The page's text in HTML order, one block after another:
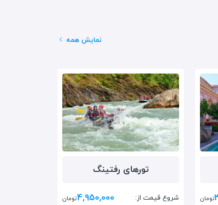
نمایش همه
تومان
تور‌های رفتینگ
شروع قیمت از: 4,950,000تومان